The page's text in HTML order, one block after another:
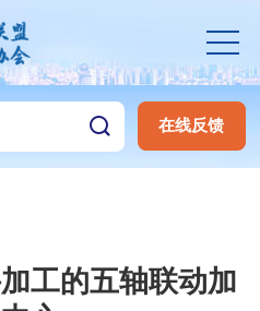
在线反馈
工的五轴联动加